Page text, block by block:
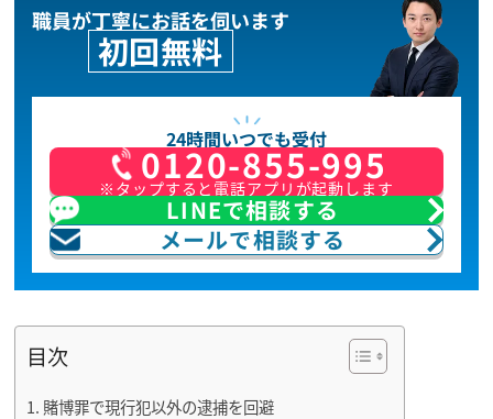
職員が丁寧にお話を伺います
初回無料
24時間いつでも受付
0120-855-995
※タップすると電話アプリが起動します
LINEで相談する
メールで相談する
目次
賭博罪で現行犯以外の逮捕を回避